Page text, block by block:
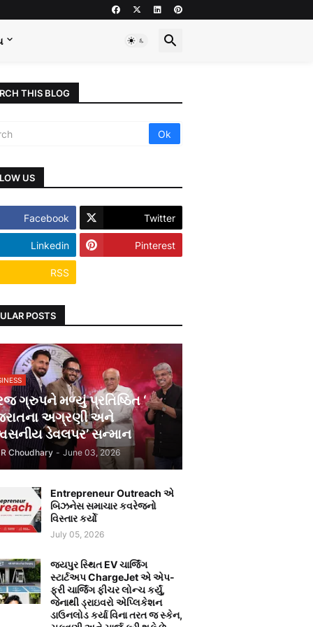
THIS BLOG
US
Facebook Twitter
Linkedin Pinterest
RSS
POSTS
ગ્રુપને મળ્યું પ્રતિષ્ઠિત ‘
અગ્રણી અને
ડેવલપર’ સન્માન
Choudhary - June 03, 2026
Entrepreneur Outreach એ
બિઝનેસ સમાચાર કવરેજનો
વિસ્તાર કર્યો
July 05, 2026
જયપુર સ્થિત EV ચાર્જિંગ
સ્ટાર્ટઅપ ChargeJet એ એપ-
ફ્રી ચાર્જિંગ ફીચર લોન્ચ કર્યું,
જેનાથી ડ્રાઇવરો એપ્લિકેશન
ડાઉનલોડ કર્યા વિના તરત જ સ્કેન,